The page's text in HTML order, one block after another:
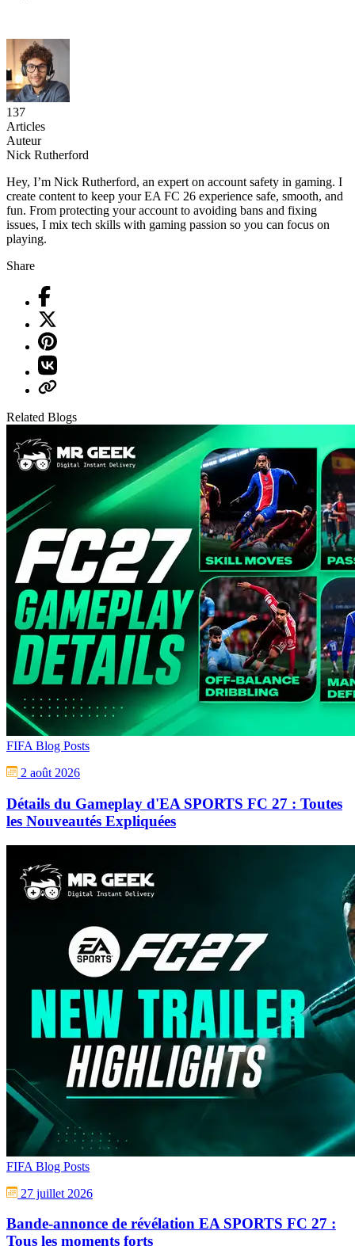
137
Articles
Auteur
Nick Rutherford
Hey, I’m Nick Rutherford, an expert on account safety in gaming. I
create content to keep your EA FC 26 experience safe, smooth, and
fun. From protecting your account to avoiding bans and fixing
issues, I mix tech skills with gaming passion so you can focus on
playing.
Share
Related Blogs
FIFA Blog Posts
2 août 2026
Détails du Gameplay d'EA SPORTS FC 27 : Toutes
les Nouveautés Expliquées
FIFA Blog Posts
27 juillet 2026
Bande-annonce de révélation EA SPORTS FC 27 :
Tous les moments forts